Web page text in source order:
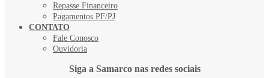
Repasse Financeiro
Pagamentos PF/PJ
CONTATO
Fale Conosco
Ouvidoria
Siga a Samarco nas redes sociais